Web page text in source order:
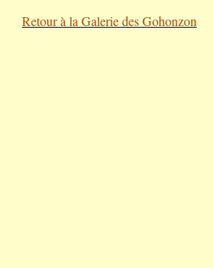
Retour à la Galerie des Gohonzon